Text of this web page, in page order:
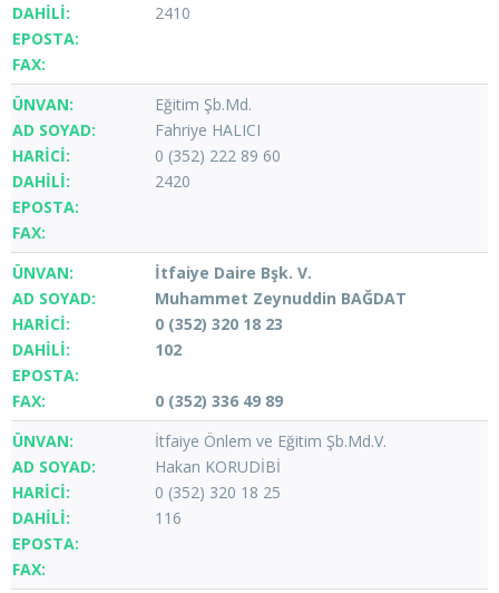
2410
Eğitim Şb.Md.
Fahriye HALICI
0 (352) 222 89 60
2420
İtfaiye Daire Bşk. V.
Muhammet Zeynuddin BAĞDAT
0 (352) 320 18 23
102
0 (352) 336 49 89
İtfaiye Önlem ve Eğitim Şb.Md.V.
Hakan KORUDİBİ
0 (352) 320 18 25
116